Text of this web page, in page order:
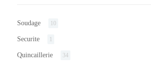
Soudage 10
Securite
Quincaillerie 34